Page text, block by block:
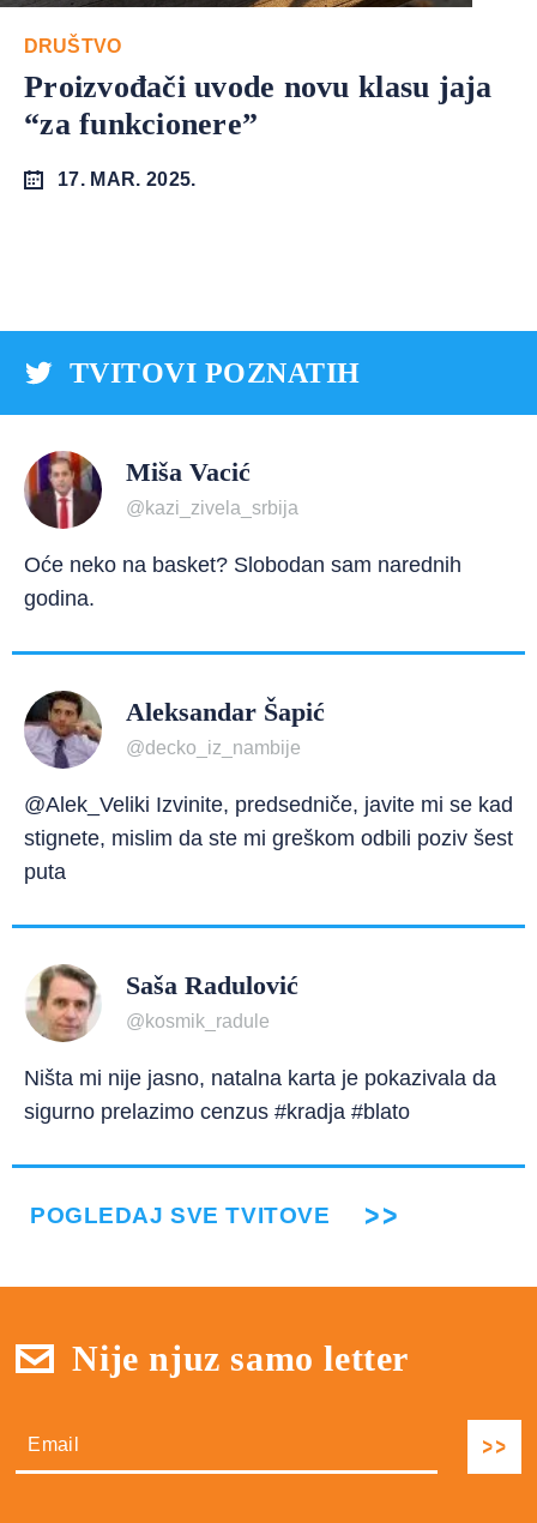
DRUŠTVO
Proizvođači uvode novu klasu jaja
“za funkcionere”
17. MAR. 2025.
TVITOVI POZNATIH
Miša Vacić
@kazi_zivela_srbija
Oće neko na basket? Slobodan sam narednih
godina.
Aleksandar Šapić
@decko_iz_nambije
@Alek_Veliki Izvinite, predsedniče, javite mi se kad
stignete, mislim da ste mi greškom odbili poziv šest
puta
Saša Radulović
@kosmik_radule
Ništa mi nije jasno, natalna karta je pokazivala da
sigurno prelazimo cenzus #kradja #blato
POGLEDAJ SVE TVITOVE
Nije njuz samo letter